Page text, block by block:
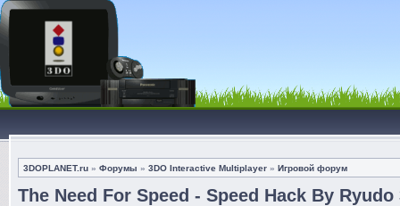
3DOPLANET.ru » Форумы » 3DO Interactive Multiplayer » Игровой форум
The Need For Speed - Speed Hack By Ryudo